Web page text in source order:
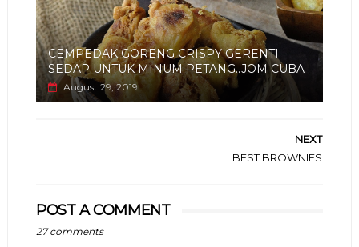
CEMPEDAK GORENG CRISPY GERENTI
SEDAP UNTUK MINUM PETANG..JOM CUBA
August 29, 2019
NEXT
BEST BROWNIES
POST A COMMENT
27 comments